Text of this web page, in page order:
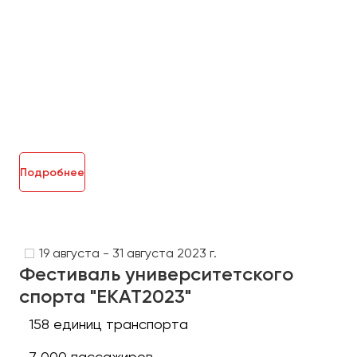
Подробнее
19 августа - 31 августа 2023 г.
Фестиваль университетского
спорта "ЕКАТ2023"
158 единиц транспорта